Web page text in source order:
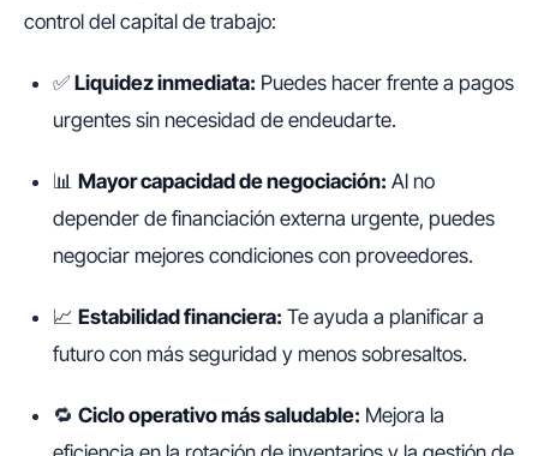
control del capital de trabajo:
✅ Liquidez inmediata: Puedes hacer frente a pagos
urgentes sin necesidad de endeudarte.
📊 Mayor capacidad de negociación: Al no
depender de financiación externa urgente, puedes
negociar mejores condiciones con proveedores.
📈 Estabilidad financiera: Te ayuda a planificar a
futuro con más seguridad y menos sobresaltos.
🔁 Ciclo operativo más saludable: Mejora la